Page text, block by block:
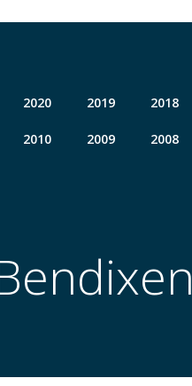
2020 2019 2018
2010 2009 2008